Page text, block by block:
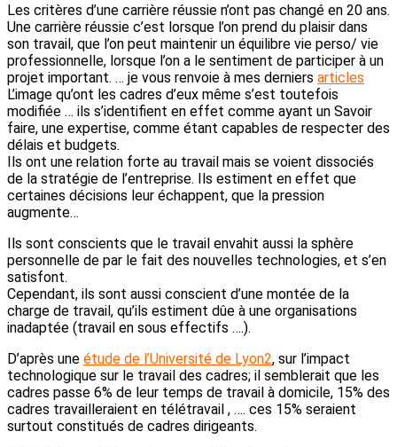
Les critères d’une carrière réussie n’ont pas changé en 20 ans.
Une carrière réussie c’est lorsque l’on prend du plaisir dans
son travail, que l’on peut maintenir un équilibre vie perso/ vie
professionnelle, lorsque l’on a le sentiment de participer à un
projet important. … je vous renvoie à mes derniers articles
L’image qu’ont les cadres d’eux même s’est toutefois
modifiée … ils s’identifient en effet comme ayant un Savoir
faire, une expertise, comme étant capables de respecter des
délais et budgets.
Ils ont une relation forte au travail mais se voient dissociés
de la stratégie de l’entreprise. Ils estiment en effet que
certaines décisions leur échappent, que la pression
augmente…
Ils sont conscients que le travail envahit aussi la sphère
personnelle de par le fait des nouvelles technologies, et s’en
satisfont.
Cependant, ils sont aussi conscient d’une montée de la
charge de travail, qu’ils estiment dûe à une organisations
inadaptée (travail en sous effectifs ….).
D’après une étude de l’Université de Lyon2, sur l’impact
technologique sur le travail des cadres; il semblerait que les
cadres passe 6% de leur temps de travail à domicile, 15% des
cadres travailleraient en télétravail , …. ces 15% seraient
surtout constitués de cadres dirigeants.